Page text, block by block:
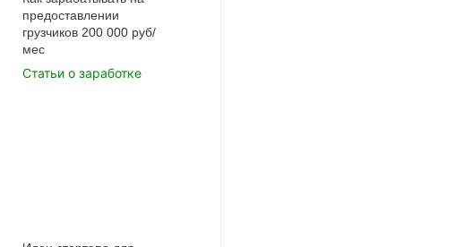
предоставлении
грузчиков 200 000 руб/
мес
Статьи о заработке